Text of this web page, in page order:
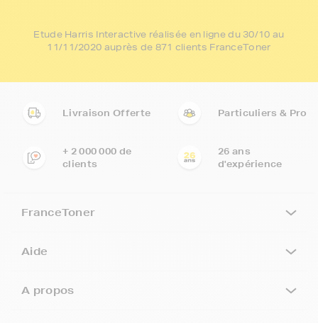
Etude Harris Interactive réalisée en ligne du 30/10 au
11/11/2020 auprès de 871 clients FranceToner
Livraison Offerte Particuliers & Pro
+ 2 000 000 de
clients
26 ans
d'expérience
FranceToner
Aide
A propos